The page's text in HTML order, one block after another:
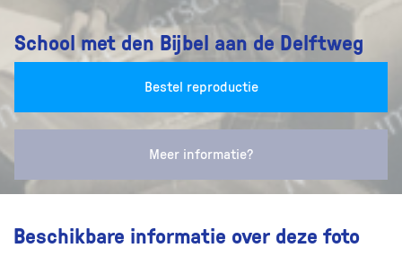
School met den Bijbel aan de Delftweg
Bestel reproductie
Meer informatie?
Beschikbare informatie over deze foto